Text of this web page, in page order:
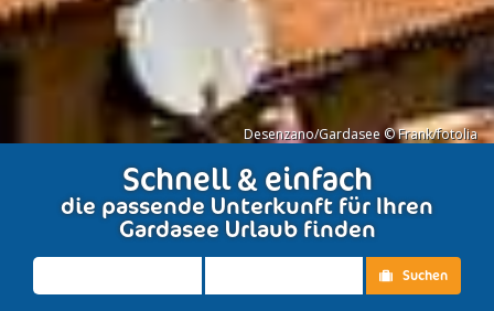
Desenzano/Gardasee © Frank/fotolia
Schnell & einfach
die passende Unterkunft für Ihren
Gardasee Urlaub finden
Suchen